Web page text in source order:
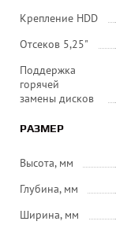
Крепление HDD
Отсеков 5,25"
Поддержка
горячей
замены дисков
РАЗМЕР
Высота, мм
Глубина, мм
Ширина, мм